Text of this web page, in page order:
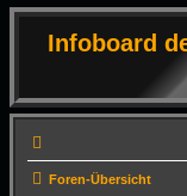
Infoboard
Foren-Übersicht